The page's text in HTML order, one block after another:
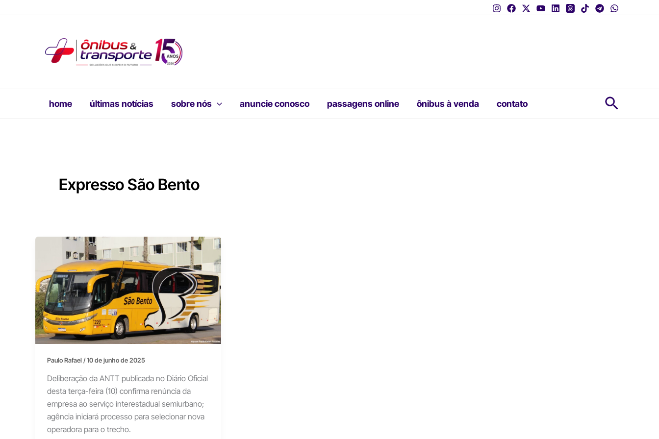
home últimas notícias sobre nós anuncie conosco passagens online ônibus à venda contato
Expresso São Bento
Paulo Rafael/10 de junho de 2025
Deliberação da ANTT publicada no Diário Oficial
desta terça-feira (10) confirma renúncia da
empresa ao serviço interestadual semiurbano;
agência iniciará processo para selecionar nova
operadora para o trecho.